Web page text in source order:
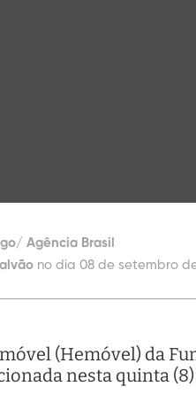
Agência Brasil
no dia 08 de setembro de
(Hemóvel) da
nesta quinta (8)